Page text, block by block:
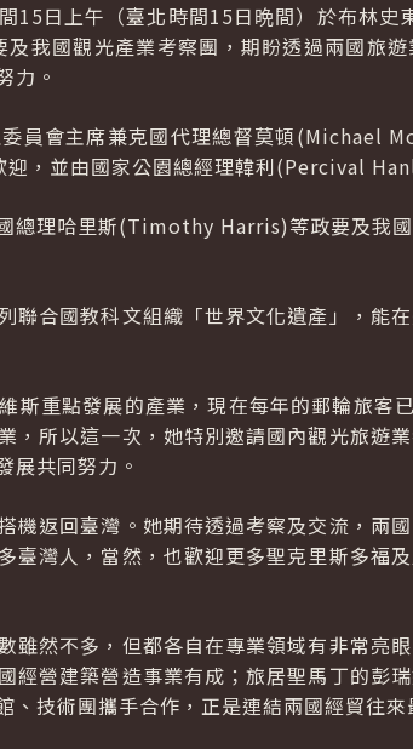
15日上午（臺北時間15日晩間）於布林
國觀光產業考察團，期盼透過兩國旅遊
力。
員會主席兼克國代理總督莫頓(Michael
迎，並由國家公園總經理韓利(Percival
總理哈里斯(Timothy Harris)等政要及我
聯合國教科文組織「世界文化遺產」，能
斯重點發展的產業，現在每年的郵輪旅客
，所以這一次，她特別邀請國內觀光旅遊
展共同努力。
機返回臺灣。她期待透過考察及交流，兩
臺灣人，當然，也歡迎更多聖克里斯多福
雖然不多，但都各自在專業領域有非常亮
經營建築營造事業有成；旅居聖馬丁的彭
技術團攜手合作，正是連結兩國經貿往來